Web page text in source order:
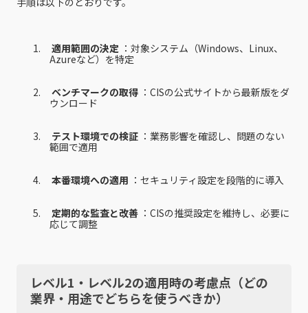
適用範囲の決定 ：対象システム（Windows、Linux、
Azureなど）を特定
ベンチマークの取得 ：CISの公式サイトから最新版をダ
ウンロード
テスト環境での検証 ：業務影響を確認し、問題のない
範囲で適用
本番環境への適用 ：セキュリティ設定を段階的に導入
定期的な監査と改善 ：CISの推奨設定を維持し、必要に
応じて調整
レベル1・レベル2の適用時の考慮点（どの
業界・用途でどちらを使うべきか）